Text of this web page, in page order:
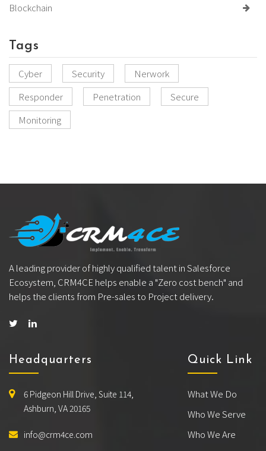
Blockchain
Tags
Cyber Security
Nerwork
Responder
Penetration
Secure
Monitoring
A leading provider of highly qualified talent in Salesforce
Ecosystem, CRM4CE helps enable a "Zero cost bench" and
helps the clients from Pre-sales to Project delivery.
Headquarters
6 Pidgeon Hill Drive, Suite 114,
Ashburn, VA 20165
info@crm4ce.com
Quick Link
What We Do
Who We Serve
Who We Are